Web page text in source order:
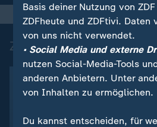
Zuletzt auf ZDFheute
Basis deiner Nutzung von
ZDFheute und ZDFtivi. Daten
von uns nicht verwendet.
• Social Media und externe
nutzen Social-Media-Tools
anderen Anbietern. Unter
von Inhalten zu ermöglichen.
Du kannst entscheiden, für